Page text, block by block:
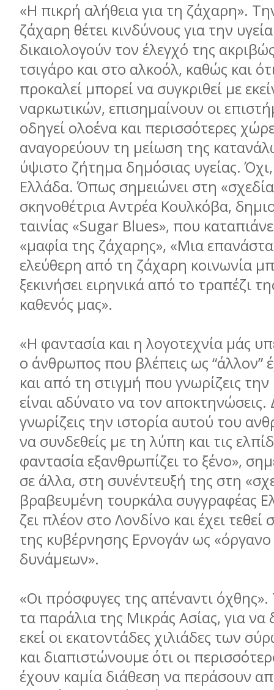
«Η πικρή αλήθεια για τη ζάχαρη».
ζάχαρη θέτει κινδύνους για την
δικαιολογούν τον έλεγχό της
τσιγάρο και στο αλκοόλ, καθώς και
προκαλεί μπορεί να συγκριθεί με
ναρκωτικών, επισημαίνουν οι
οδηγεί ολοένα και περισσότερες
αναγορεύουν τη μείωση της
ύψιστο ζήτημα δημόσιας υγείας.
Ελλάδα. Όπως σημειώνει στη
σκηνοθέτρια Αντρέα Κουλκόβα,
ταινίας «Sugar Blues», που
«μαφία της ζάχαρης», «Μια
ελεύθερη από τη ζάχαρη κοινωνία
ξεκινήσει ειρηνικά από το τραπέζι
καθενός μας».
«Η φαντασία και η λογοτεχνία μάς
ο άνθρωπος που βλέπεις ως “άλλον”
και από τη στιγμή που γνωρίζεις την
είναι αδύνατο να τον αποκτηνώσεις.
γνωρίζεις την ιστορία αυτού του
να συνδεθείς με τη λύπη και τις
φαντασία εξανθρωπίζει το ξένο»,
σε άλλα, στη συνέντευξή της στη
βραβευμένη τουρκάλα συγγραφέας
ζει πλέον στο Λονδίνο και έχει
της κυβέρνησης Ερνογάν ως
δυνάμεων».
«Οι πρόσφυγες της απέναντι
τα παράλια της Μικράς Ασίας, για
εκεί οι εκατοντάδες χιλιάδες των
και διαπιστώνουμε ότι οι
έχουν καμία διάθεση να περάσουν